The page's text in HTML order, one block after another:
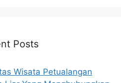
Posts
Wisata Petualangan